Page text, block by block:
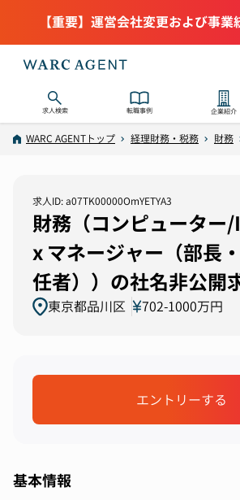
【重要】運営会社変更および事
求人検索 転職事例 企業紹介
WARC AGENTトップ 経理財務・税務 財務
求人ID: a07TK00000OmYETYA3
財務（コンピューター
x マネージャー（部長
任者））の社名非公開
東京都品川区 702-1000万円
エントリーする
基本情報